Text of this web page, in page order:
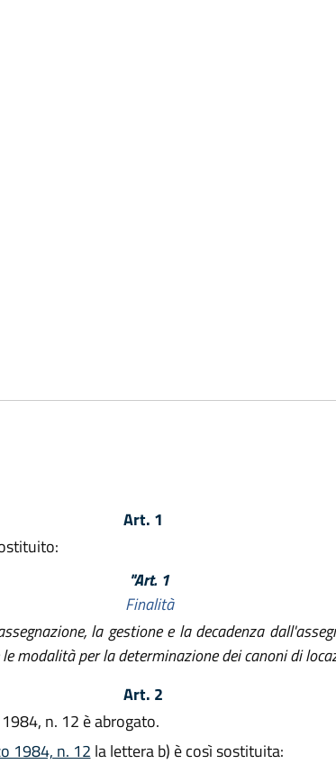
Art. 1
"Art. 1
Finalità
la gestione e la decadenza
modalità per la determinazione dei canoni di
Art. 2
n. 12 è abrogato.
1984, n. 12 la lettera b) è così sostituita: